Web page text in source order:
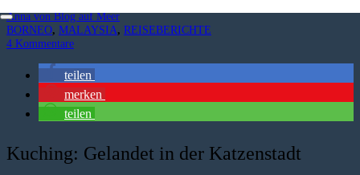
Anna von Blog auf Meer
BORNEO, MALAYSIA, REISEBERICHTE
4 Kommentare
teilen
merken
teilen
Kuching: Gelandet in der Katzenstadt